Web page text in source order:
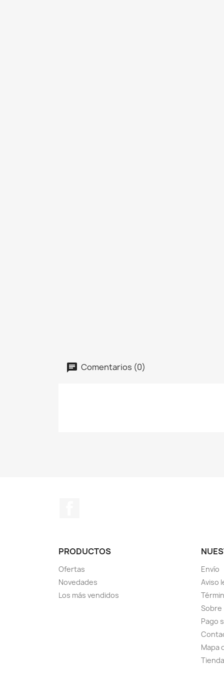
Comentarios (0)
PRODUCTOS
Ofertas
Novedades
Los más vendidos
Envío
Aviso
Pago
Mapa